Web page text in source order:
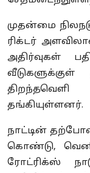
முதன்மை
ரிக்டர்
அதிர்வுகள்
திறந்தவெளி
தங்கியுள்ளனர்.
நாட்டின்
கொண்டு,
ரோட்ரிக்ஸ்